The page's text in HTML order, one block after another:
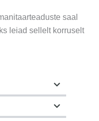
saal
leiad sellelt korruselt